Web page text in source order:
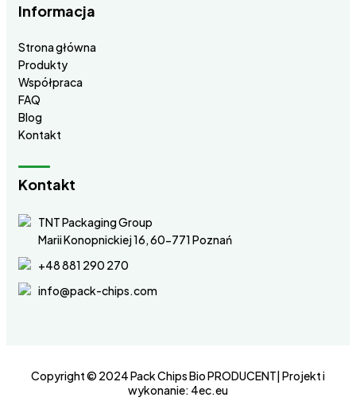
Informacja
Strona główna
Produkty
Współpraca
FAQ
Blog
Kontakt
Kontakt
TNT Packaging Group
Marii Konopnickiej 16, 60-771 Poznań
+48 881 290 270
info@pack-chips.com
Copyright © 2024 Pack Chips Bio PRODUCENT| Projekt i
wykonanie: 4ec.eu